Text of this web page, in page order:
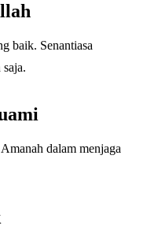
baik. Senantiasa
dalam menjaga